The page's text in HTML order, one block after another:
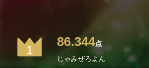
1
86.344点
じゃみぜろよん